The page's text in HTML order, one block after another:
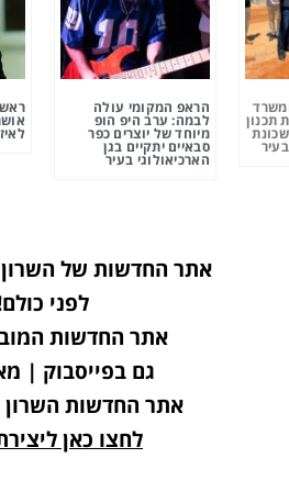
תכנון
הראפ המקומי עולה
לבמה: ערב היפ הופ
מיוחד של יוצרים כפר
סבאיים יתקיים בגן
הארכיאולוגי בעיר
אתר החדשות של
לפני
אתר החדשות
גם בפייסבוק | מאז
אתר החדשות השרון
לחצו כאן